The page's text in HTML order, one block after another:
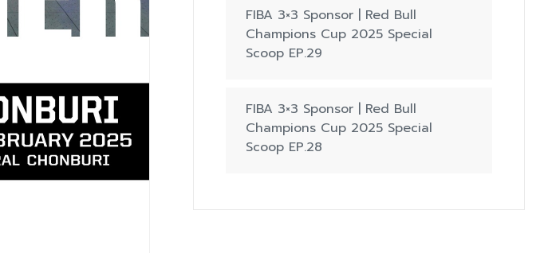
FIBA 3×3 Sponsor | Red Bull
Champions Cup 2025 Special
Scoop EP.29
FIBA 3×3 Sponsor | Red Bull
Champions Cup 2025 Special
Scoop EP.28